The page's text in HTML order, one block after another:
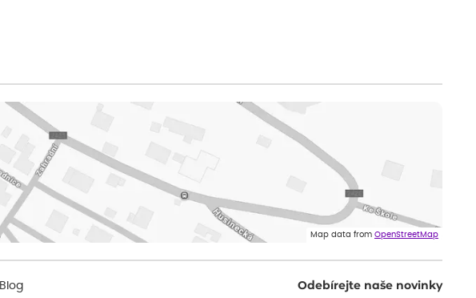
Map data from OpenStreetMap
Blog Odebírejte naše novinky